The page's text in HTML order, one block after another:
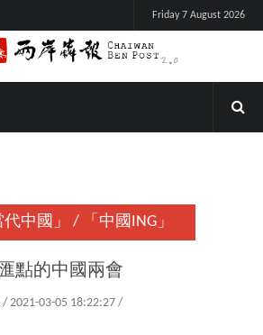
Friday 7 August 2026
代中國」 / 「中國ING」
點的中國兩會
/ 2021-03-05 18:22:27 /